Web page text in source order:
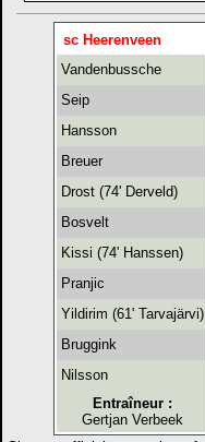
sc Heerenveen
Vandenbussche
Seip
Hansson
Breuer
Drost (74' Derveld)
Bosvelt
Kissi (74' Hanssen)
Pranjic
Yildirim (61' Tarvajärvi)
Bruggink
Nilsson
Entraîneur :
Gertjan Verbeek